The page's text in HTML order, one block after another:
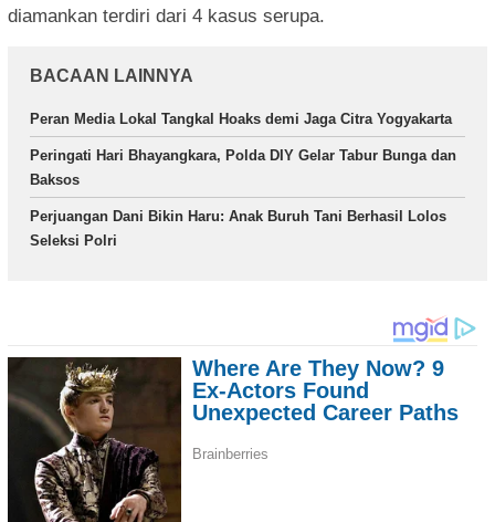
diamankan terdiri dari 4 kasus serupa.
BACAAN LAINNYA
Peran Media Lokal Tangkal Hoaks demi Jaga Citra Yogyakarta
Peringati Hari Bhayangkara, Polda DIY Gelar Tabur Bunga dan
Baksos
Perjuangan Dani Bikin Haru: Anak Buruh Tani Berhasil Lolos
Seleksi Polri